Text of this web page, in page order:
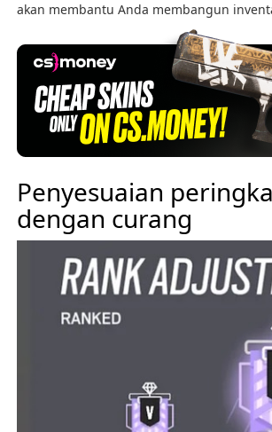
akan membantu Anda membangun
Penyesuaian
dengan curang